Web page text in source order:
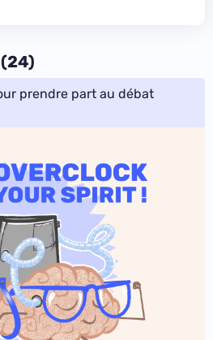
prendre part au débat